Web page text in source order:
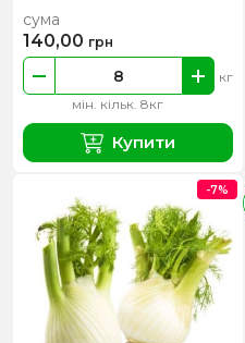
мін. кільк. 8кг
кг
сума
140,00 грн
Купити
-7%